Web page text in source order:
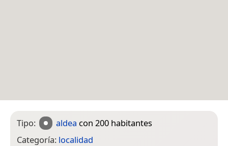
Tipo: aldea con 200 habitantes
Categoría: localidad